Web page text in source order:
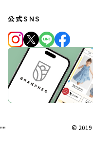
公式SNS
© 2019
""